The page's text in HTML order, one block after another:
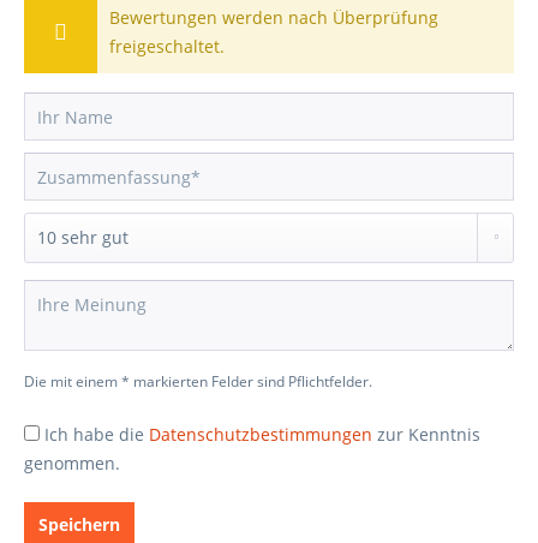
Bewertungen werden nach Überprüfung
freigeschaltet.
Die mit einem * markierten Felder sind Pflichtfelder.
Ich habe die Datenschutzbestimmungen zur Kenntnis
genommen.
Speichern